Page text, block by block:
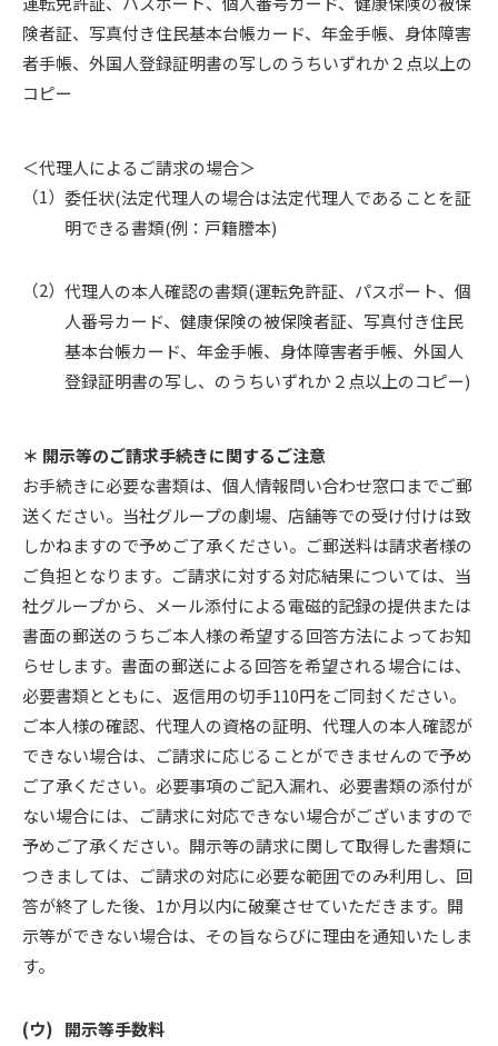
険者証、写真付き住民基本台帳カード、年金手帳、身体障害
者手帳、外国人登録証明書の写しのうちいずれか２点以上の
コピー
＜代理人によるご請求の場合＞
委任状(法定代理人の場合は法定代理人であることを証
明できる書類(例：戸籍謄本)
代理人の本人確認の書類(運転免許証、パスポート、個
人番号カード、健康保険の被保険者証、写真付き住民
基本台帳カード、年金手帳、身体障害者手帳、外国人
登録証明書の写し、のうちいずれか２点以上のコピー)
＊ 開示等のご請求手続きに関するご注意
お手続きに必要な書類は、個人情報問い合わせ窓口までご郵
送ください。当社グループの劇場、店舗等での受け付けは致
しかねますので予めご了承ください。ご郵送料は請求者様の
ご負担となります。ご請求に対する対応結果については、当
社グループから、メール添付による電磁的記録の提供または
書面の郵送のうちご本人様の希望する回答方法によってお知
らせします。書面の郵送による回答を希望される場合には、
必要書類とともに、返信用の切手110円をご同封ください。
ご本人様の確認、代理人の資格の証明、代理人の本人確認が
できない場合は、ご請求に応じることができませんので予め
ご了承ください。必要事項のご記入漏れ、必要書類の添付が
ない場合には、ご請求に対応できない場合がございますので
予めご了承ください。開示等の請求に関して取得した書類に
つきましては、ご請求の対応に必要な範囲でのみ利用し、回
答が終了した後、1か月以内に破棄させていただきます。開
示等ができない場合は、その旨ならびに理由を通知いたしま
す。
開示等手数料